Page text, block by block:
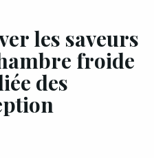
les saveurs
froide
des